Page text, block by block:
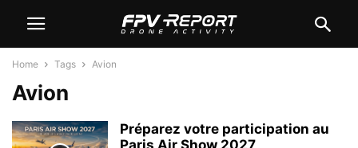
Home Tags Avion
Avion
Préparez votre participation au
Paris Air Show 2027